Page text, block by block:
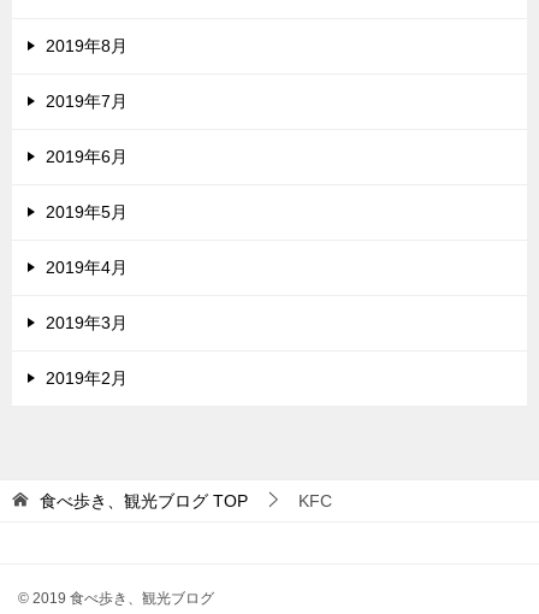
2019年8月
2019年7月
2019年6月
2019年5月
2019年4月
2019年3月
2019年2月
食べ歩き、観光ブログ TOP KFC
© 2019 食べ歩き、観光ブログ